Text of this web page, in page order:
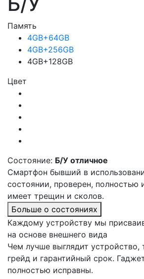
Память
4GB+64GB
4GB+256GB
4GB+128GB
Цвет
Состояние: Б/У отличное
Смартфон бывший в
состоянии, проверен, полностью
имеет трещин и сколов.
Больше о состояниях
Каждому устройству мы
на основе внешнего вида
Чем лучше выглядит устройство,
грейд и гарантийный срок.
полностью исправны.